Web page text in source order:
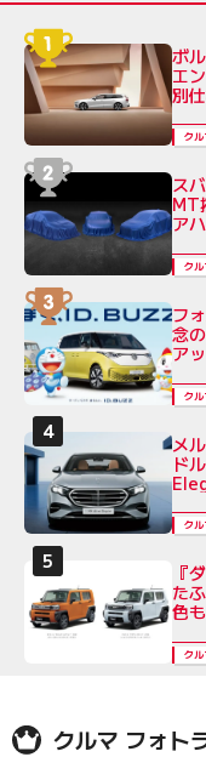
ボ
エ
別
クル
ス
MT
ア
クル
フ
念
ア
クル
メ
ド
クル
『
た
色も
クル
クルマ フォト